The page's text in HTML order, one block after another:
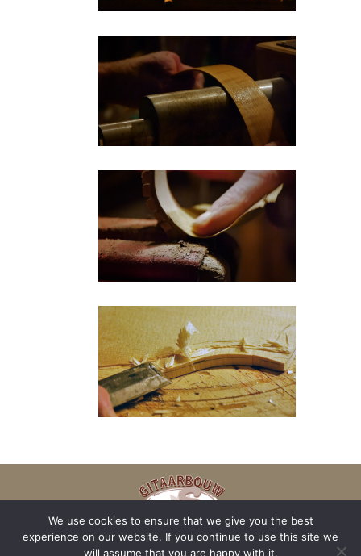
We use cookies to ensure that we give you the best
experience on our website. If you continue to use this site we
will assume that you are happy with it.